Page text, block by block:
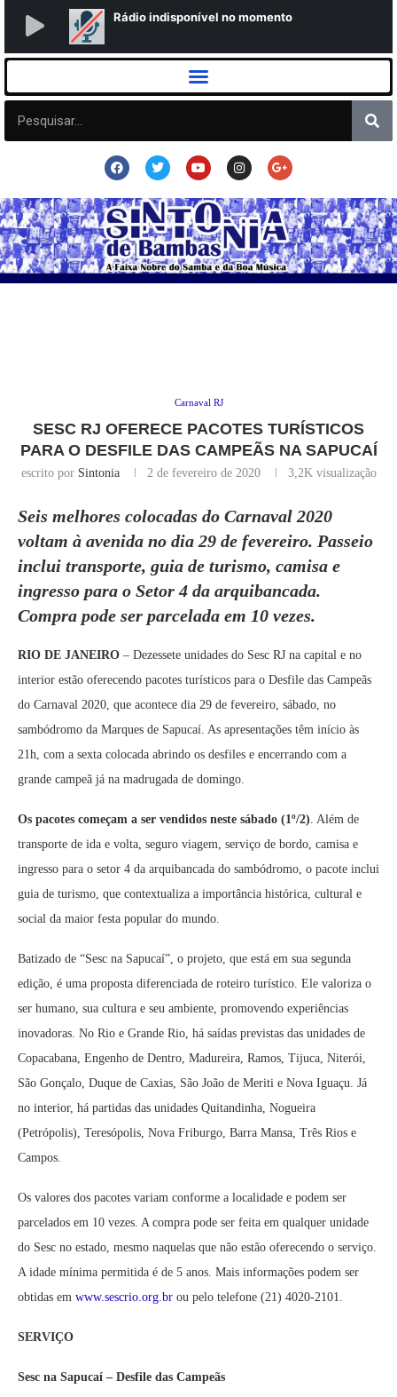
Carnaval RJ
SESC RJ OFERECE PACOTES TURÍSTICOS
PARA O DESFILE DAS CAMPEÃS NA SAPUCAÍ
escrito por Sintonia 2 de fevereiro de 2020 3,2Kvisualização
Seis melhores colocadas do Carnaval 2020
voltam à avenida no dia 29 de fevereiro. Passeio
inclui transporte, guia de turismo, camisa e
ingresso para o Setor 4 da arquibancada.
Compra pode ser parcelada em 10 vezes.
RIO DE JANEIRO – Dezessete unidades do Sesc RJ na capital e no
interior estão oferecendo pacotes turísticos para o Desfile das Campeãs
do Carnaval 2020, que acontece dia 29 de fevereiro, sábado, no
sambódromo da Marques de Sapucaí. As apresentações têm início às
21h, com a sexta colocada abrindo os desfiles e encerrando com a
grande campeã já na madrugada de domingo.
Os pacotes começam a ser vendidos neste sábado (1º/2). Além de
transporte de ida e volta, seguro viagem, serviço de bordo, camisa e
ingresso para o setor 4 da arquibancada do sambódromo, o pacote inclui
guia de turismo, que contextualiza a importância histórica, cultural e
social da maior festa popular do mundo.
Batizado de “Sesc na Sapucaí”, o projeto, que está em sua segunda
edição, é uma proposta diferenciada de roteiro turístico. Ele valoriza o
ser humano, sua cultura e seu ambiente, promovendo experiências
inovadoras. No Rio e Grande Rio, há saídas previstas das unidades de
Copacabana, Engenho de Dentro, Madureira, Ramos, Tijuca, Niterói,
São Gonçalo, Duque de Caxias, São João de Meriti e Nova Iguaçu. Já
no interior, há partidas das unidades Quitandinha, Nogueira
(Petrópolis), Teresópolis, Nova Friburgo, Barra Mansa, Três Rios e
Campos.
Os valores dos pacotes variam conforme a localidade e podem ser
parcelados em 10 vezes. A compra pode ser feita em qualquer unidade
do Sesc no estado, mesmo naquelas que não estão oferecendo o serviço.
A idade mínima permitida é de 5 anos. Mais informações podem ser
obtidas em www.sescrio.org.br ou pelo telefone (21) 4020-2101.
SERVIÇO
Sesc na Sapucaí – Desfile das Campeãs